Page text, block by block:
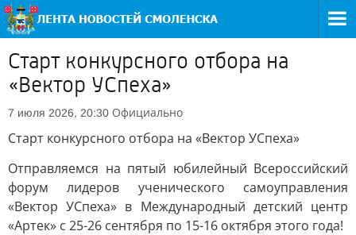
Старт конкурсного отбора на
«Вектор УСпеха»
7 июля 2026, 20:30 Официально
Старт конкурсного отбора на «Вектор УСпеха»
Отправляемся на пятый юбилейный Всероссийский
форум лидеров ученического самоуправления
«Вектор УСпеха» в Международный детский центр
«Артек» с 25-26 сентября по 15-16 октября этого года!